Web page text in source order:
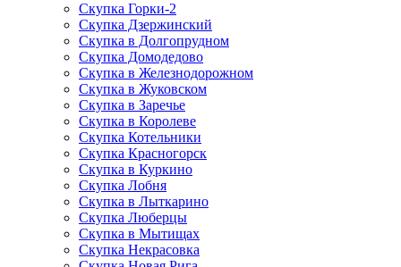
Скупка Горки-2
Скупка Дзержинский
Скупка в Долгопрудном
Скупка Домодедово
Скупка в Железнодорожном
Скупка в Жуковском
Скупка в Заречье
Скупка в Королеве
Скупка Котельники
Скупка Красногорск
Скупка в Куркино
Скупка Лобня
Скупка в Лыткарино
Скупка Люберцы
Скупка в Мытищах
Скупка Некрасовка